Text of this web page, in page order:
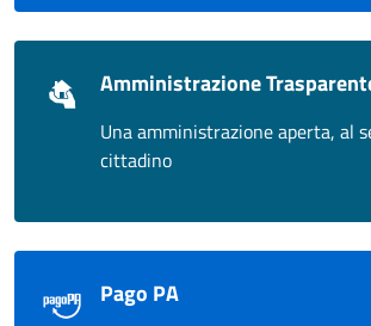
Amministrazione
Una amministrazione aperta, al
cittadino
Pago PA